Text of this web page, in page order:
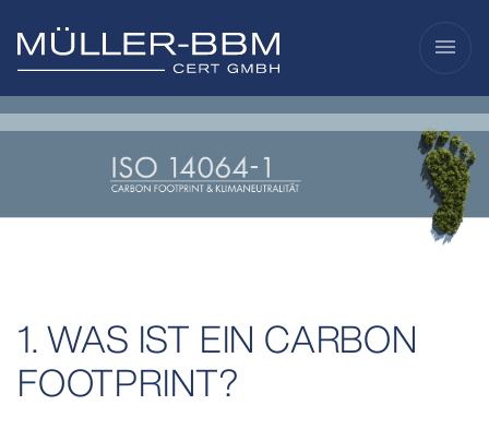
menu
1. WAS IST EIN CARBON
FOOTPRINT?